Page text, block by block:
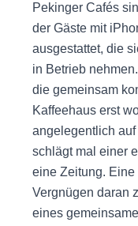
Pekinger Cafés
der Gäste mit
ausgestattet, die
in Betrieb
die gemeinsam
Kaffeehaus erst
angelegentlich
schlägt mal einer
eine Zeitung.
Vergnügen daran
eines